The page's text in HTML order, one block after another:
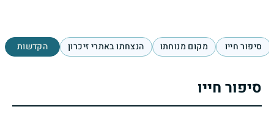
סיפור חייו מקום מנוחתו הנצחתו באתרי זיכרון הקדשות
סיפור חייו